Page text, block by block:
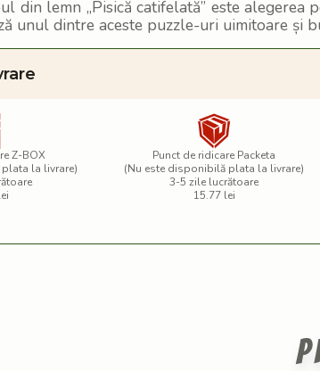
din lemn „Pisică catifelată” este
unul dintre aceste puzzle-uri uimitoare și
Z-BOX
la livrare)
Punct de ridicare Packeta
(Nu este disponibilă plata la livrare)
3-5 zile lucrătoare
15.77 lei